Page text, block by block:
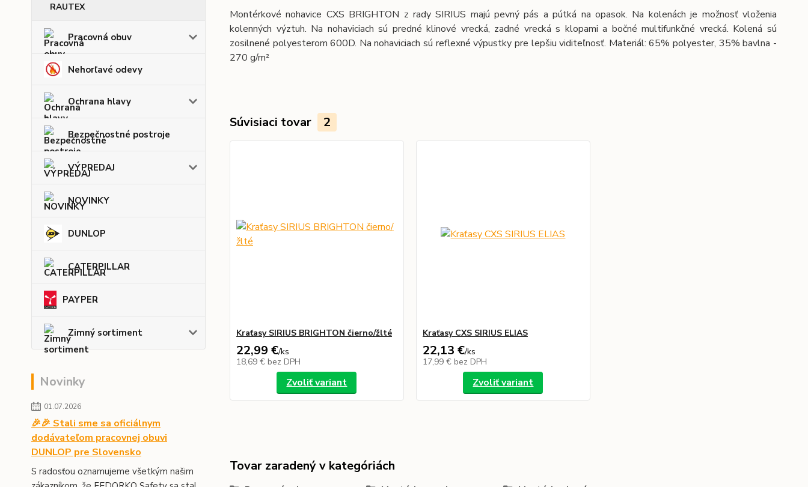
RAUTEX
Pracovná obuv
Nehorľavé odevy
Ochrana hlavy
Bezpečnostné postroje
VÝPREDAJ
NOVINKY
DUNLOP
CATERPILLAR
PAYPER
Zimný sortiment
Novinky
01.07.2026
🎉🎉 Stali sme sa oficiálnym
dodávateľom pracovnej obuvi
DUNLOP pre Slovensko
S radosťou oznamujeme všetkým našim
Montérkové nohavice CXS BRIGHTON z rady SIRIUS majú pevný pás a pútká na opasok. Na kolenách je možnosť vloženia
kolenných výztuh. Na nohaviciach sú predné klinové vrecká, zadné vrecká s klopami a bočné multifunkčné vrecká. Kolená sú
zosilnené polyesterom 600D. Na nohaviciach sú reflexné výpustky pre lepšiu viditeľnosť. Materiál: 65% polyester, 35% bavlna -
270 g/m²
Súvisiaci tovar 2
Kraťasy SIRIUS BRIGHTON čierno/žlté
22,99 €/ks
18,69 € bez DPH
Zvoliť variant
Kraťasy CXS SIRIUS ELIAS
22,13 €/ks
17,99 € bez DPH
Zvoliť variant
Tovar zaradený v kategóriách